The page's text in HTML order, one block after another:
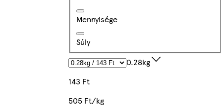
Mennyisége
Súly
0.28kg
143 Ft
505 Ft/kg